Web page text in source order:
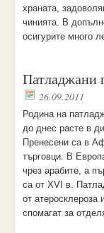
храната,
чинията. В
осигурите много
Патладжани
26.09.2011
Родина на
до днес расте в
Пренесени са в
търговци. В
чрез арабите, а
са от ХVI в.
от атеросклероза
спомагат за